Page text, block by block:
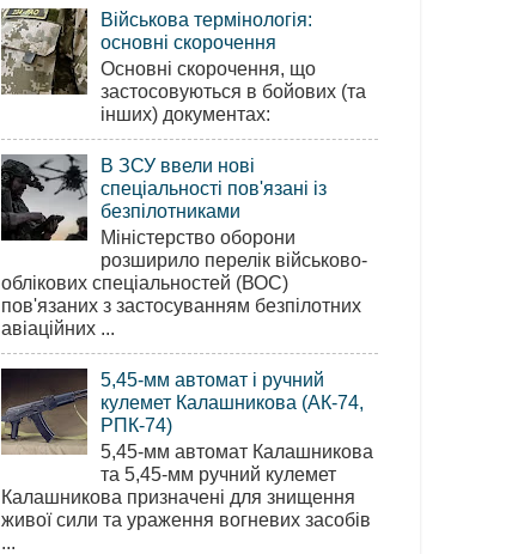
Військова термінологія:
основні скорочення
Основні скорочення, що
застосовуються в бойових (та
інших) документах:
В ЗСУ ввели нові
спеціальності пов'язані із
безпілотниками
Міністерство оборони
розширило перелік військово-
облікових спеціальностей (ВОС)
пов'язаних з застосуванням безпілотних
авіаційних ...
5,45-мм автомат і ручний
кулемет Калашникова (АК-74,
РПК-74)
5,45-мм автомат Калашникова
та 5,45-мм ручний кулемет
Калашникова призначені для знищення
живої сили та ураження вогневих засобів
...